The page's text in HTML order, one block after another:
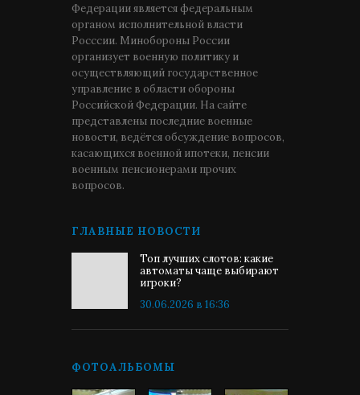
Федерации является федеральным
органом исполнительной власти
Росссии. Минобороны России
организует военную политику и
осуществляющий государственное
управление в области обороны
Российской Федерации. На сайте
представлены последние военные
новости, ведётся обсуждение вопросов,
касающихся военной ипотеки, пенсии
военным пенсионерами прочих
вопросов.
ГЛАВНЫЕ НОВОСТИ
Топ лучших слотов: какие
автоматы чаще выбирают
игроки?
30.06.2026 в 16:36
ФОТОАЛЬБОМЫ